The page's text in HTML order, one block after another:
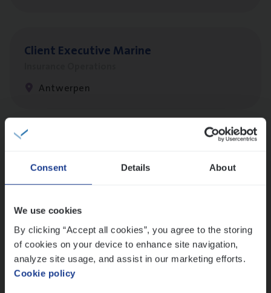
Consent Details About
We use cookies
By clicking “Accept all cookies”, you agree to the storing
of cookies on your device to enhance site navigation,
analyze site usage, and assist in our marketing efforts.
Cookie policy
Client Exe­cu­ti­ve Marine
Antwerpen
Dos­sier­be­heer­der Pro­per­ty verzekeringen
Insurance Operations
Antwerpen en Hasselt
Dos­sier­be­heer­der Onder­ne­min­gen Van­b­
re­da Huys­mans — Mechelen
Insurance Operations